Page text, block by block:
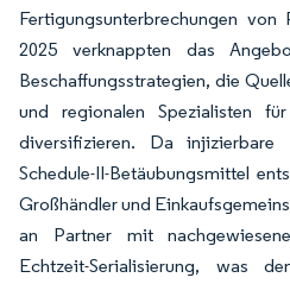
Fertigungsunterbrechungen
2025 verknappten das
Beschaffungsstrategien, die
und regionalen Spezialisten
diversifizieren. Da
Schedule-II-Betäubungsmittel
Großhändler und
an Partner mit
Echtzeit-Serialisierung, was